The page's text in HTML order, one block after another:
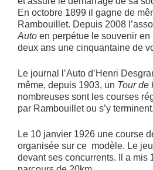
En octobre 1899 il gagne de
Rambouillet. Depuis 2008
Auto en perpétue le souvenir
deux ans une cinquantaine de
Le journal l’Auto d’Henri
même, depuis 1903, un Tour de
nombreuses sont les courses
par Rambouillet ou s’y terminent.
Le 10 janvier 1926 une course
organisée sur ce modèle. Le
devant ses concurrents. Il a mis